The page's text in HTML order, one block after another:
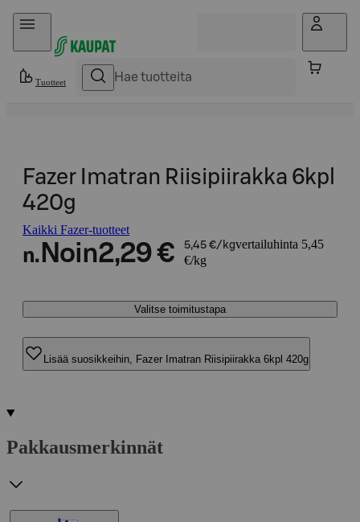
Hyppää sisältöön
Tuotteet
Fazer Imatran Riisipiirakka 6kpl
420g
Kaikki Fazer-tuotteet
n. Noin2,29 € 5,45 €/kgvertailuhinta 5,45
€/kg
Valitse toimitustapa
Lisää suosikkeihin, Fazer Imatran Riisipiirakka 6kpl 420g
Pakkausmerkinnät